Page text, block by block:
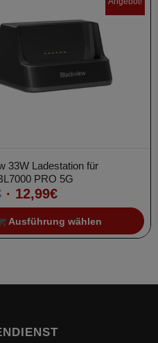
33W Ladestation für
PRO 5G
Ursprünglicher
Preis
war:
19,99€
12,99€Aktueller
Preis
ist:
12,99€.
Ausführung wählen